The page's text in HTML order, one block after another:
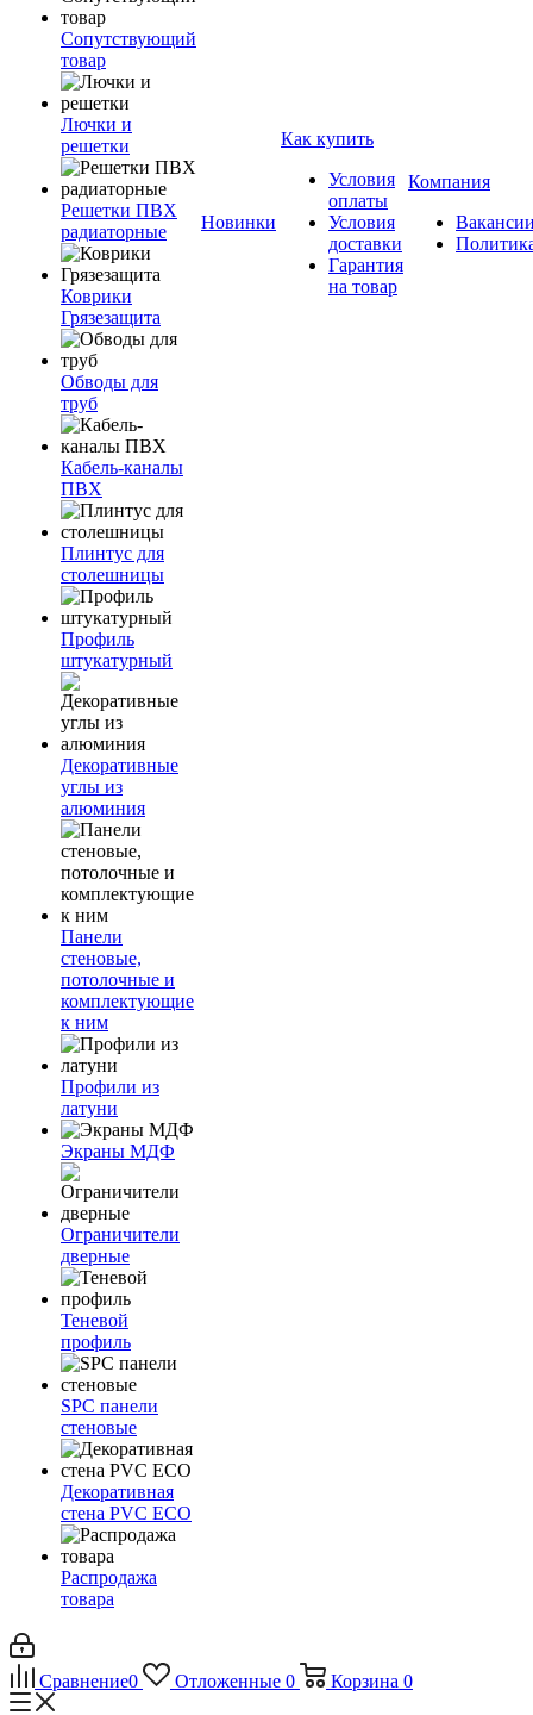
Сопутствующий
товар
Лючки и
решетки
Решетки ПВХ
радиаторные
Коврики
Грязезащита
Обводы для
труб
Кабель-каналы
ПВХ
Плинтус для
столешницы
Профиль
штукатурный
Декоративные
углы из
алюминия
Панели
стеновые,
потолочные и
комплектующие
к ним
Профили из
латуни
Экраны МДФ
Ограничители
дверные
Теневой
профиль
SPC панели
стеновые
Декоративная
стена PVC ECO
Распродажа
товара
Новинки
Как купить
Условия
оплаты
Условия
доставки
Гарантия
на товар
Компания
Сравнение0 Отложенные 0 Корзина 0